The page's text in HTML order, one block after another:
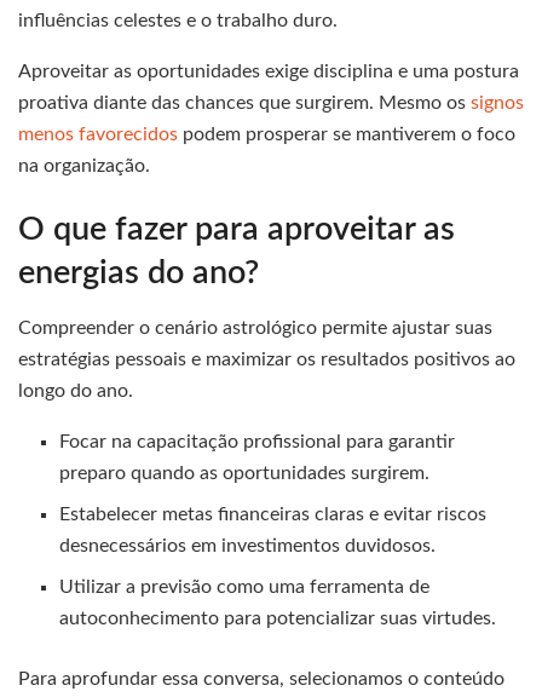
influências celestes e o trabalho duro.
Aproveitar as oportunidades exige disciplina e uma postura
proativa diante das chances que surgirem. Mesmo os signos
menos favorecidos podem prosperar se mantiverem o foco
na organização.
O que fazer para aproveitar as
energias do ano?
Compreender o cenário astrológico permite ajustar suas
estratégias pessoais e maximizar os resultados positivos ao
longo do ano.
Focar na capacitação profissional para garantir
preparo quando as oportunidades surgirem.
Estabelecer metas financeiras claras e evitar riscos
desnecessários em investimentos duvidosos.
Utilizar a previsão como uma ferramenta de
autoconhecimento para potencializar suas virtudes.
Para aprofundar essa conversa, selecionamos o conteúdo